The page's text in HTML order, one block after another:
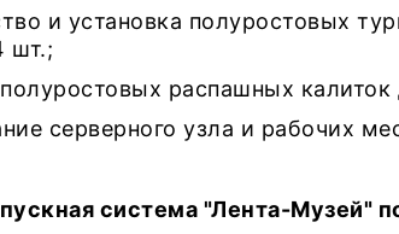
и установка полуростовых
шт.;
распашных
серверного узла и рабочих
система "Лента-Музей"